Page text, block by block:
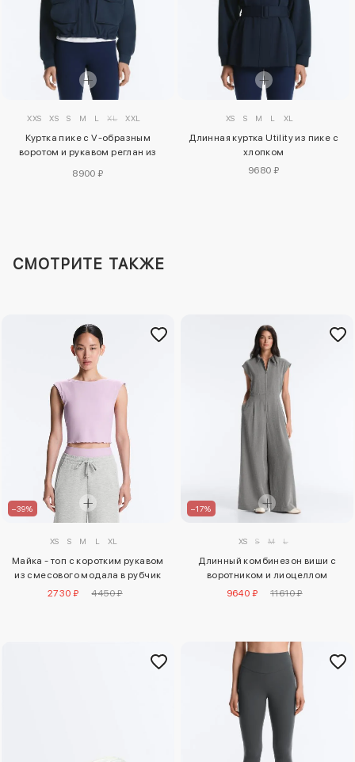
XXS XS S M L XL XXL
Куртка пике с V-образным
воротом и рукавом реглан из
8900 ₽
XS S M L XL
Длинная куртка Utility из пике с
хлопком
9680 ₽
СМОТРИТЕ ТАКЖЕ
–39%
XS S M L XL
Майка - топ с коротким рукавом
из смесового модала в рубчик
2730 ₽
4450 ₽
–17%
XS S M L
Длинный комбинезон виши с
воротником и лиоцеллом
9640 ₽
11610 ₽